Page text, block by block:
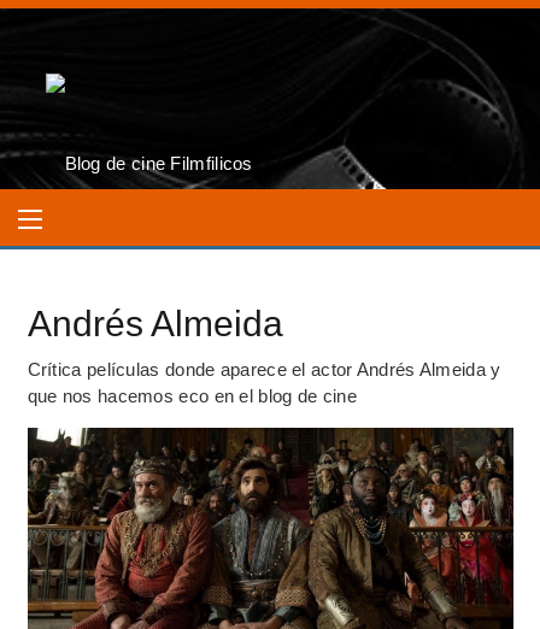
Andrés Almeida
Crítica películas donde aparece el actor Andrés Almeida y
que nos hacemos eco en el blog de cine